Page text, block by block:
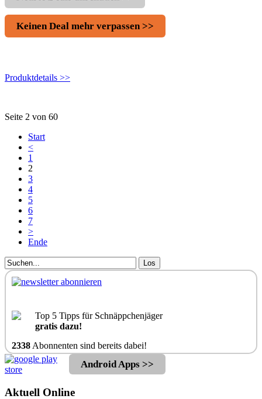
Keinen Deal mehr verpassen >>
Produktdetails >>
Seite 2 von 60
Start
<
1
2
3
4
5
6
7
>
Ende
Los
Top 5 Tipps für Schnäppchenjäger
gratis dazu!
2338 Abonnenten sind bereits dabei!
Android Apps >>
Aktuell Online